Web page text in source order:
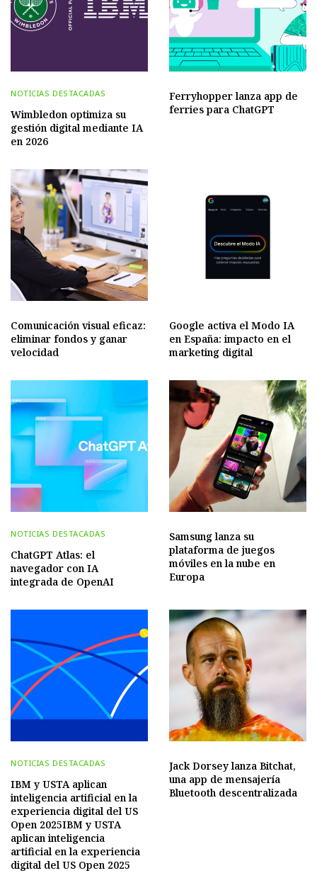
NOTICIAS DESTACADAS
Wimbledon optimiza su
gestión digital mediante IA
en 2026
Ferryhopper lanza app de
ferries para ChatGPT
Comunicación visual eficaz:
eliminar fondos y ganar
velocidad
Google activa el Modo IA
en España: impacto en el
marketing digital
NOTICIAS DESTACADAS
ChatGPT Atlas: el
navegador con IA
integrada de OpenAI
Samsung lanza su
plataforma de juegos
móviles en la nube en
Europa
NOTICIAS DESTACADAS
IBM y USTA aplican
inteligencia artificial en la
experiencia digital del US
Open 2025IBM y USTA
aplican inteligencia
artificial en la experiencia
digital del US Open 2025
Jack Dorsey lanza Bitchat,
una app de mensajería
Bluetooth descentralizada